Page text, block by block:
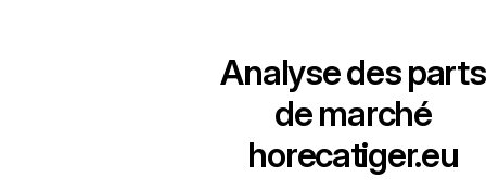
Analyse des parts
de marché
horecatiger.eu